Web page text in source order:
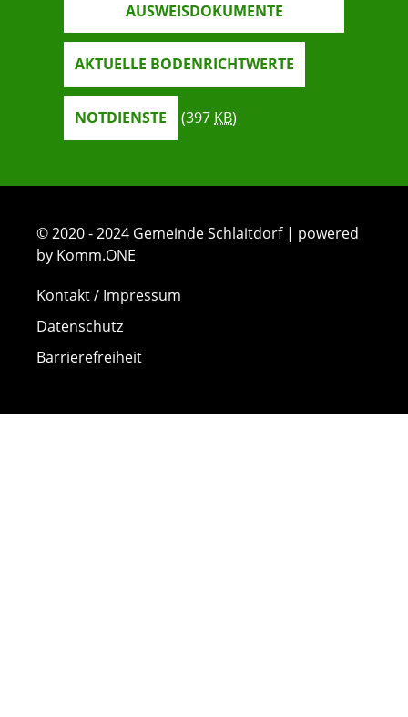
AUSWEISDOKUMENTE
AKTUELLE BODENRICHTWERTE
NOTDIENSTE (397 KB)
© 2020 - 2024 Gemeinde Schlaitdorf | powered
by Komm.ONE
Kontakt / Impressum
Datenschutz
Barrierefreiheit